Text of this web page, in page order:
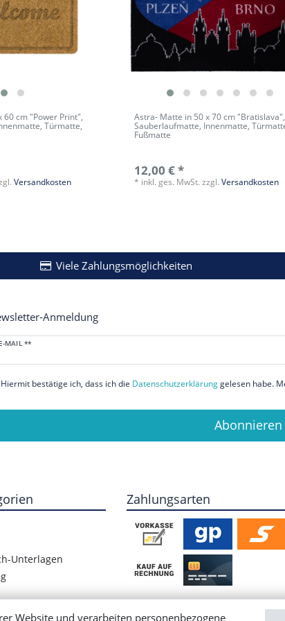
60 cm "Power Print",
Türmatte,
Versandkosten
Astra- Matte in 50 x 70 cm "Bratislava",
Sauberlaufmatte, Innenmatte,
Fußmatte
12,00 € *
* inkl. ges. MwSt. zzgl.Versandkosten
Viele Zahlungsmöglichkeiten
Anmeldung
E-MAIL **
Hiermit bestätige ich, dass ich die Daten­schutz­erklärunggelesen habe.
Abonnieren
Unterlagen
Zahlungsarten
Website und verarbeiten personenbezogene